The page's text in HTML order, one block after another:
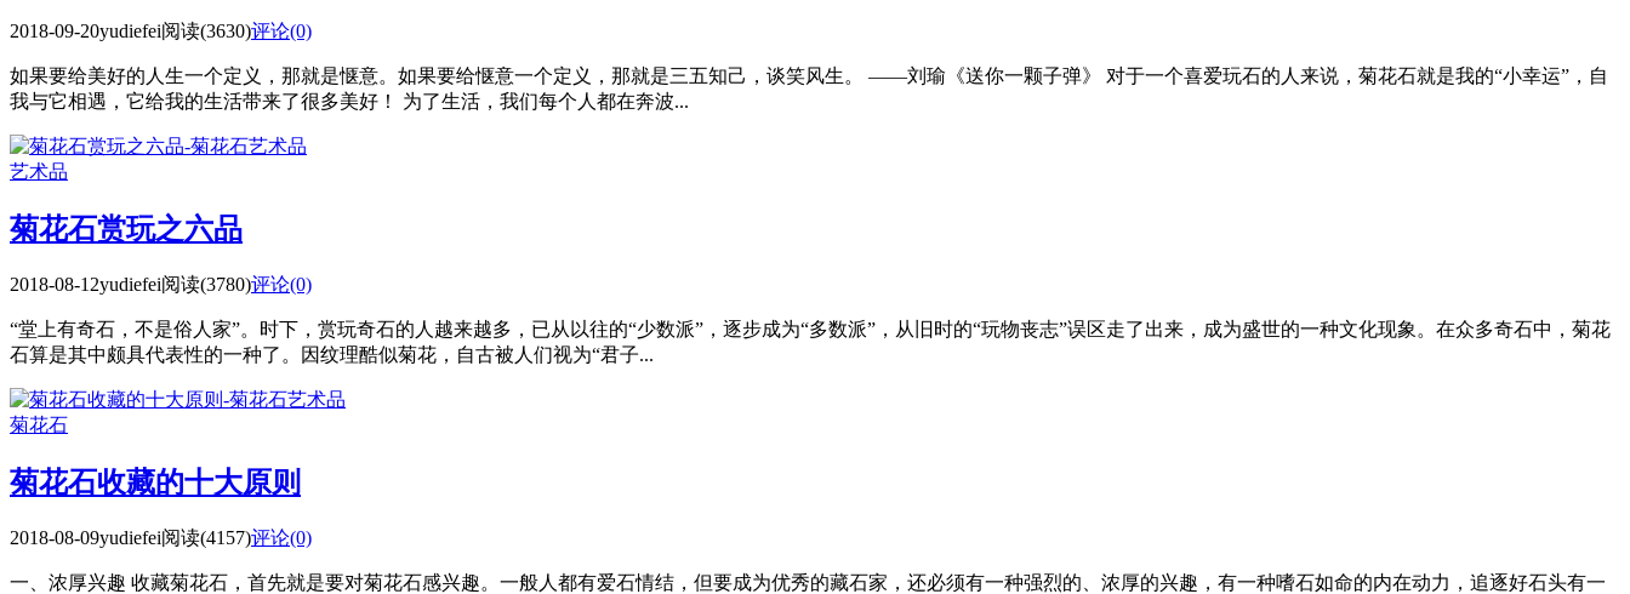
2018-09-20yudiefei阅读(3630)评论(0)
如果要给美好的人生一个定义，那就是惬意。如果要给惬意一个定义，那就是三五知己，谈笑风生。 ——刘瑜《送你一颗子弹》 对于一个喜爱玩石的人来说，菊花石就是我的“小幸运”，自
我与它相遇，它给我的生活带来了很多美好！ 为了生活，我们每个人都在奔波...
艺术品
菊花石赏玩之六品
2018-08-12yudiefei阅读(3780)评论(0)
“堂上有奇石，不是俗人家”。时下，赏玩奇石的人越来越多，已从以往的“少数派”，逐步成为“多数派”，从旧时的“玩物丧志”误区走了出来，成为盛世的一种文化现象。在众多奇石中，菊花
石算是其中颇具代表性的一种了。因纹理酷似菊花，自古被人们视为“君子...
菊花石
菊花石收藏的十大原则
2018-08-09yudiefei阅读(4157)评论(0)
一、浓厚兴趣 收藏菊花石，首先就是要对菊花石感兴趣。一般人都有爱石情结，但要成为优秀的藏石家，还必须有一种强烈的、浓厚的兴趣，有一种嗜石如命的内在动力，追逐好石头有一